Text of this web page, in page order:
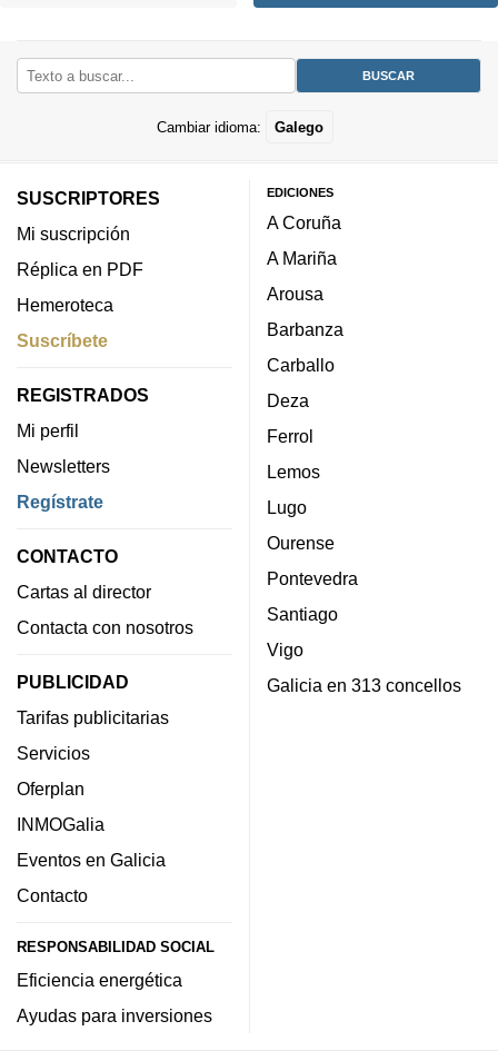
Cambiar idioma: Galego
SUSCRIPTORES
Mi suscripción
Réplica en PDF
Hemeroteca
Suscríbete
REGISTRADOS
Mi perfil
Newsletters
Regístrate
CONTACTO
Cartas al director
Contacta con nosotros
PUBLICIDAD
Tarifas publicitarias
Servicios
Oferplan
INMOGalia
Eventos en Galicia
Contacto
RESPONSABILIDAD SOCIAL
Eficiencia energética
Ayudas para inversiones
EDICIONES
A Coruña
A Mariña
Arousa
Barbanza
Carballo
Deza
Ferrol
Lemos
Lugo
Ourense
Pontevedra
Santiago
Vigo
Galicia en 313 concellos